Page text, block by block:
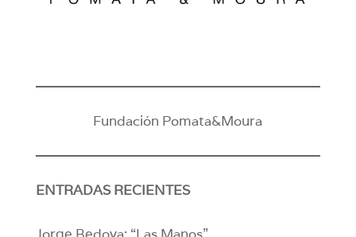
Fundación Pomata&Moura
ENTRADAS RECIENTES
Jorge Bedoya: “Las Manos”